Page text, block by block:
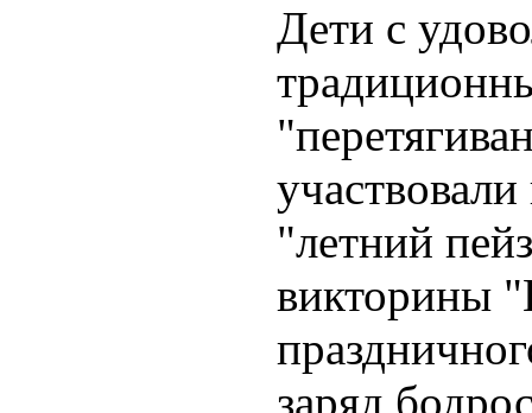
Дети с
"летний
викторины
заряд